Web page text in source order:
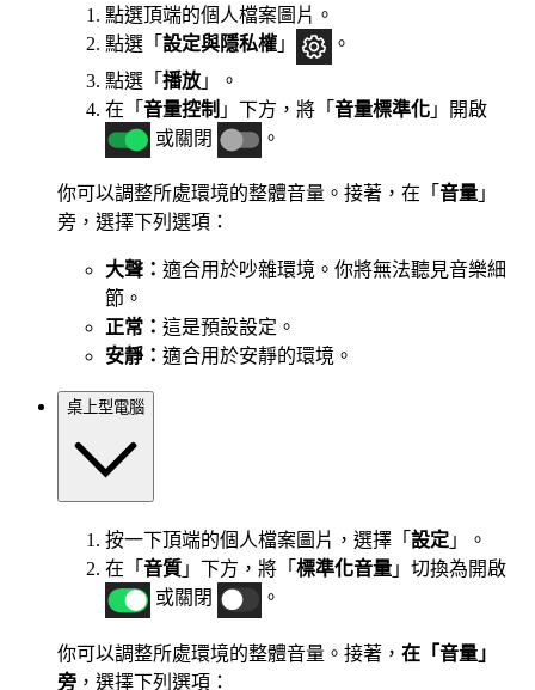
點選頂端的個人檔案圖片。
點選「 設定與隱私權 」
。
點選「 播放 」。
在「 音量控制 」下方，將「 音量標準化 」開啟
或關閉
。
你可以調整所處環境的整體音量。接著，在「 音量 」
旁，選擇下列選項：
大聲： 適合用於吵雜環境。你將無法聽見音樂細
節。
正常： 這是預設設定。
安靜： 適合用於安靜的環境。
桌上型電腦
按一下頂端的個人檔案圖片，選擇「 設定 」。
在「 音質 」下方，將「 標準化音量 」切換為開啟
或關閉
。
你可以調整所處環境的整體音量。接著， 在「音量」
旁 ，選擇下列選項：